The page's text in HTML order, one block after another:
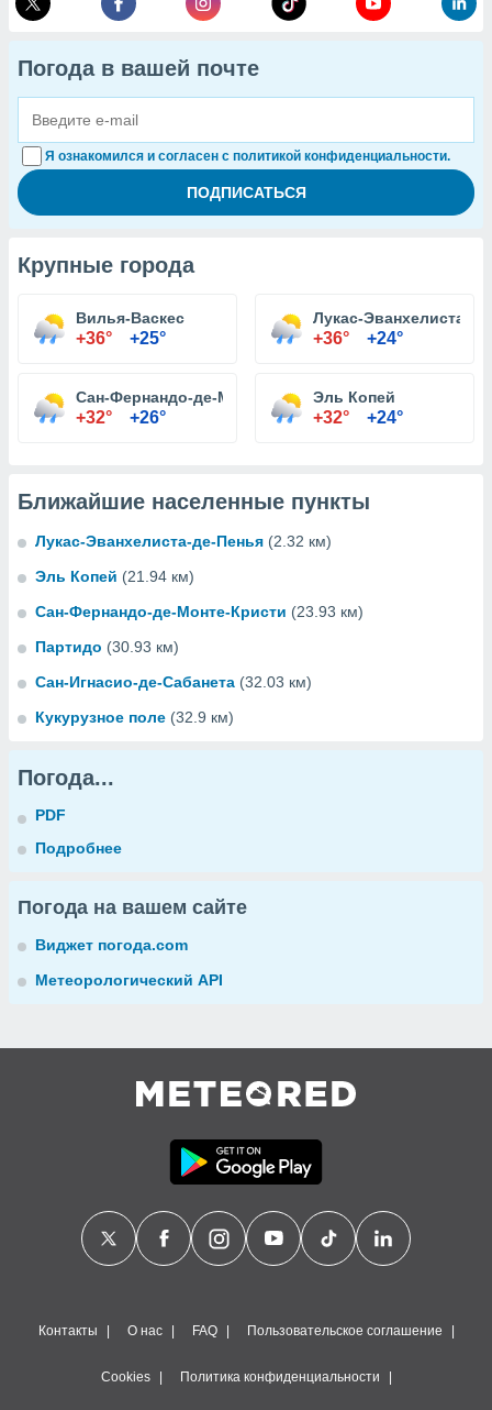
Погода в вашей почте
Я ознакомился и согласен с политикой конфиденциальности.
Крупные города
Вилья-Васкес
+36° +25°
Лукас-Эванхелиста-
+36° +24°
Сан-Фернандо-де-Монте-Кристи
+32° +26°
Эль Копей
+32° +24°
Ближайшие населенные пункты
Лукас-Эванхелиста-де-Пенья (2.32 км)
Эль Копей (21.94 км)
Сан-Фернандо-де-Монте-Кристи (23.93 км)
Партидо (30.93 км)
Сан-Игнасио-де-Сабанета (32.03 км)
Кукурузное поле (32.9 км)
Погода...
PDF
Подробнее
Погода на вашем сайте
Виджет погода.com
Метеорологический API
Контакты О нас FAQ Пользовательское соглашение
Cookies Политика конфиденциальности